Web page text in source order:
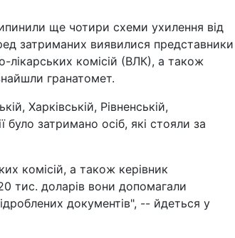
ще чотири схеми ухилення від
затриманих виявилися представники
лікарських комісій (ВЛК), а також
гранатомет.
Харківській, Рівненській,
було затримано осіб, які стояли за
комісій, а також керівник
тис. доларів вони допомагали
документів", -- йдеться у